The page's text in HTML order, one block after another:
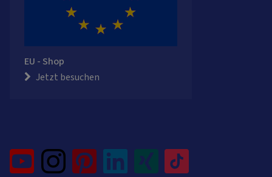
EU - Shop
Jetzt besuchen